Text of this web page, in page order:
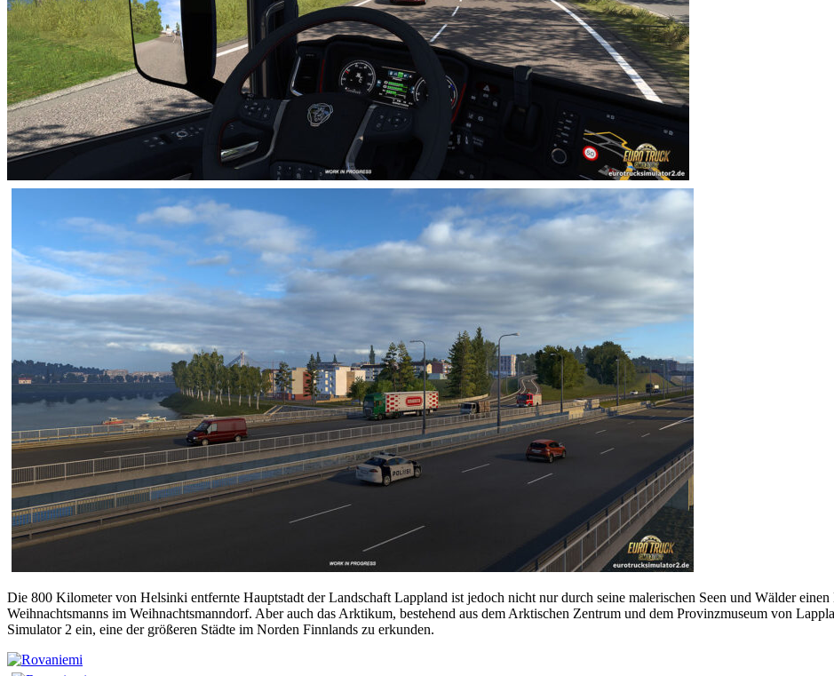
Die 800 Kilometer von Helsinki entfernte Hauptstadt der Landschaft Lappland ist jedoch nicht nur durch seine malerischen Seen und Wälder
Weihnachtsmanns im Weihnachtsmanndorf. Aber auch das Arktikum, bestehend aus dem Arktischen Zentrum und dem Provinzmuseum von
Simulator 2 ein, eine der größeren Städte im Norden Finnlands zu erkunden.